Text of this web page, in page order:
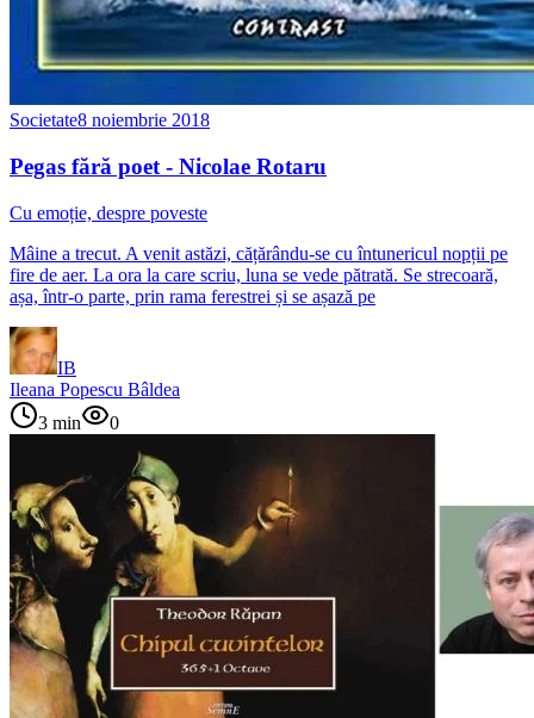
Societate8 noiembrie 2018
Pegas fără poet - Nicolae Rotaru
Cu emoție, despre poveste
Mâine a trecut. A venit astăzi, cățărându-se cu întunericul nopții pe
fire de aer. La ora la care scriu, luna se vede pătrată. Se strecoară,
așa, într-o parte, prin rama ferestrei și se așază pe
IB
Ileana Popescu Bâldea
3 min 0